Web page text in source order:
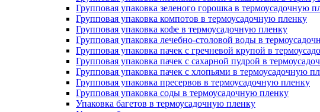
Групповая упаковка зеленого горошка в термоусадочную
Групповая упаковка компотов в термоусадочную пленку
Групповая упаковка кофе в термоусадочную пленку
Групповая упаковка лечебно-столовой воды в
Групповая упаковка пачек с гречневой крупой в
Групповая упаковка пачек с сахарной пудрой в
Групповая упаковка пачек с хлопьями в термоусадочную
Групповая упаковка пресервов в термоусадочную пленку
Групповая упаковка соды в термоусадочную пленку
Упаковка багетов в термоусадочную пленку